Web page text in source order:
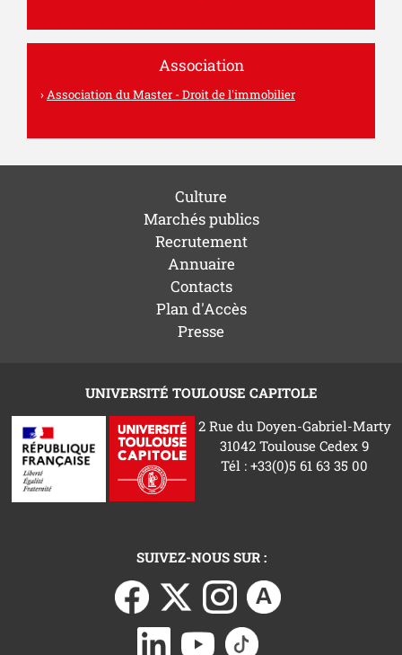
Association
Association du Master - Droit de l'immobilier
Culture
Marchés publics
Recrutement
Annuaire
Contacts
Plan d'Accès
Presse
UNIVERSITÉ TOULOUSE CAPITOLE
2 Rue du Doyen-Gabriel-Marty
31042 Toulouse Cedex 9
Tél : +33(0)5 61 63 35 00
SUIVEZ-NOUS SUR :